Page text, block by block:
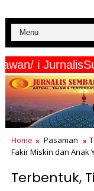
Wartawan/ i
Home Pasaman
Fakir Miskin dan Anak
Terbentuk,